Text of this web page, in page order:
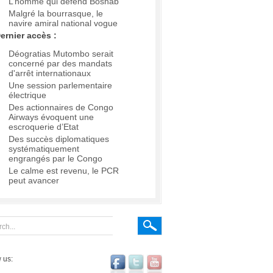
Malgré la bourrasque, le
navire amiral national vogue
accès :
Déogratias Mutombo serait
concerné par des mandats
d'arrêt internationaux
Une session parlementaire
électrique
Des actionnaires de Congo
Airways évoquent une
escroquerie d’Etat
Des succès diplomatiques
systématiquement
engrangés par le Congo
Le calme est revenu, le PCR
peut avancer
us: